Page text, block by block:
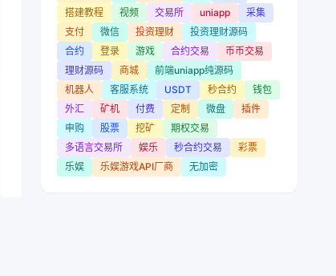
搭建教程
视频 交易所 uniapp
采集
支付
微信 投资理财
投资理财源码
合约
登录 游戏 合约交易
币币交易
理财源码
商城
前端uniapp纯源码
机器人
客服系统 USDT 秒合约
钱包
外汇
矿机 付费 定制 微盘
插件
申购
股票 挖矿
期权交易
多语言交易所
娱乐 秒合约交易
彩票
乐娱
乐娱游戏API厂商 无加密